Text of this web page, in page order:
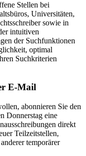
Stellen bei
Universitäten,
sowie in
intuitiven
der Suchfunktionen
optimal
Suchkriterien
E-Mail
abonnieren Sie den
Donnerstag eine
direkt
Teilzeitstellen,
temporärer